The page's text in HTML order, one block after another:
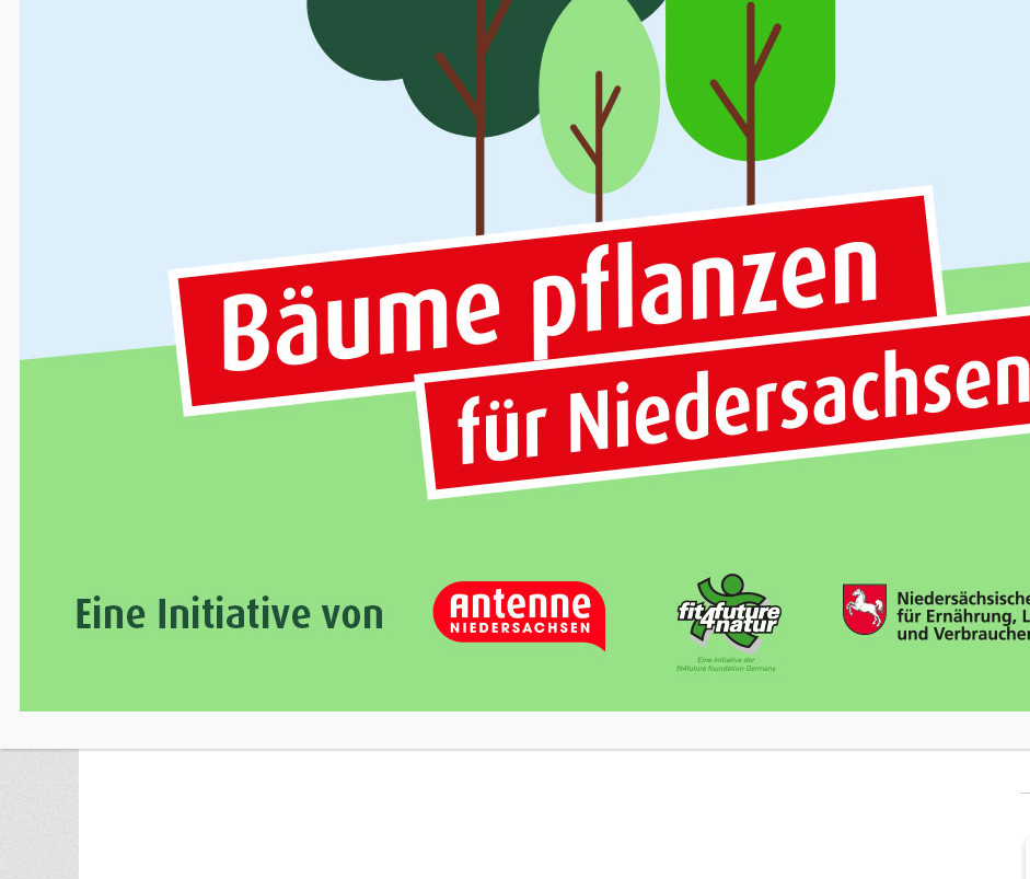
Wir erstellen Ihre Einkommensteuererklärung und reichen diese für Sie beim Finanzamt ein. Eventuelle
Rückfragen des Finanzamt werden von uns geklärt. Sie wissen oft nicht, was das Finanzamt von Ihnen
will? Wir übersetzen das Beamtendeutsch, und erklären Ihnen wieso das Finanzamt nachfragt und
welche Konsequenzen sich daraus ergeben können.
Das Finanzamt macht keine Fehler? Auch beim Finanzamt arbeiten Menschen. Wir prüfen Ihren
Einkommensteuerbescheid und legen falls nötig Einspruch ein.
Sie planen ein Haus oder eine Wohnung zu vermieten? Dann sprechen Sie uns an. Wir erklären Ihnen
die steuerliche Seite und zeigen Ihnen bereits vor dem Kauf vorauf Sie achten sollten um möglichst
wenig Steuern zu zahlen.
Beratung bei der Wahl der Lohnsteuerklassen
Anpassung der Einkommensteuervorauszahlungen
Internationale Einkünfte (Vermeidung von Doppelbesteuerung)